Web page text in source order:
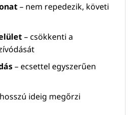
– nem repedezik, követi
– csökkenti a
– ecsettel egyszerűen
ideig megőrzi